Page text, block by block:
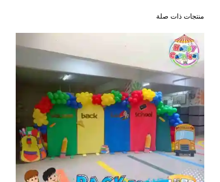
منتجات ذات صلة